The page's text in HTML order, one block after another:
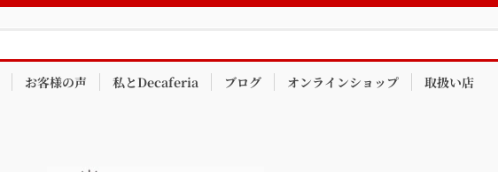
お客様の声 私とDecaferia ブログ オンラインショップ
取扱い店